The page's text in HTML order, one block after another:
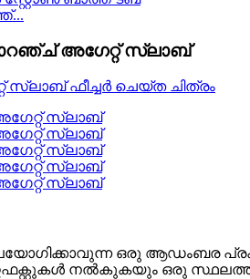
അഗേറ്റ് സ്ലാബ്
ഉപയോഗിക്കാവുന്ന ഒരു
ഇഫക്റ്റുകൾ നൽകുകയും ഒരു